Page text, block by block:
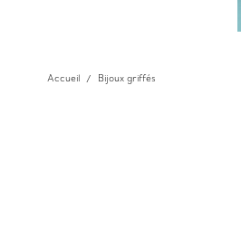
Accueil Bijoux griffés